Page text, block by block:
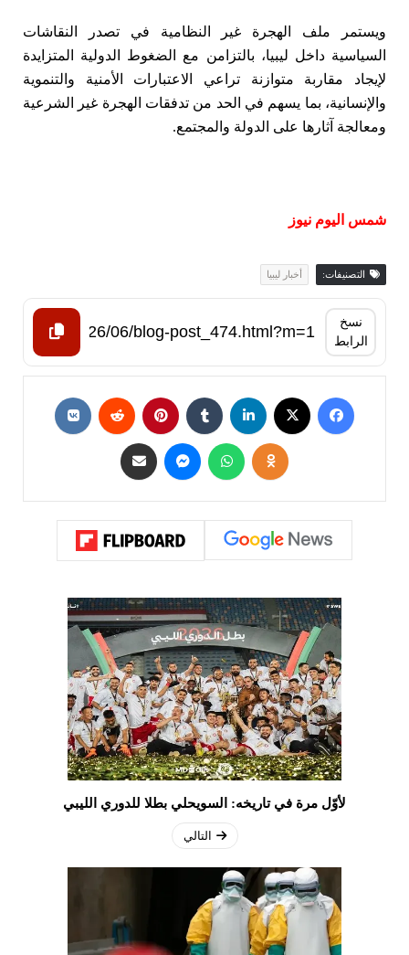
ويستمر ملف الهجرة غير النظامية في تصدر النقاشات
السياسية داخل ليبيا، بالتزامن مع الضغوط الدولية المتزايدة
لإيجاد مقاربة متوازنة تراعي الاعتبارات الأمنية والتنموية
والإنسانية، بما يسهم في الحد من تدفقات الهجرة غير الشرعية
ومعالجة آثارها على الدولة والمجتمع.
شمس اليوم نيوز
التصنيفات: أخبار ليبيا
نسخ
الرابط
لأوّل مرة في تاريخه: السويحلي بطلا للدوري الليبي
التالي